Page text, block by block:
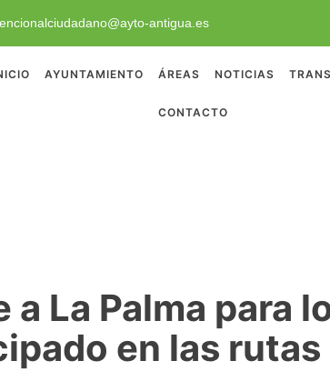
antigua.es
AYUNTAMIENTO ÁREAS NOTICIAS
CONTACTO
a La Palma para
en las